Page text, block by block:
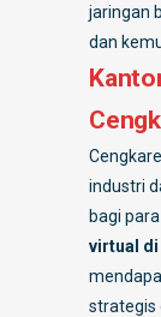
jaringan
dan
industri
bagi
virtual di
strategis